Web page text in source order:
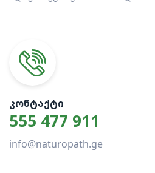
ᲙᲝᲜᲢᲐᲥᲢᲘ
555 477 911
info@naturopath.ge